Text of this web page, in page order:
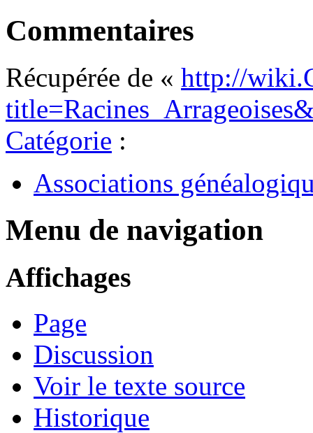
Commentaires
Récupérée de « http://
Catégorie :
Associations
Menu de navigation
Affichages
Page
Discussion
Voir le texte source
Historique